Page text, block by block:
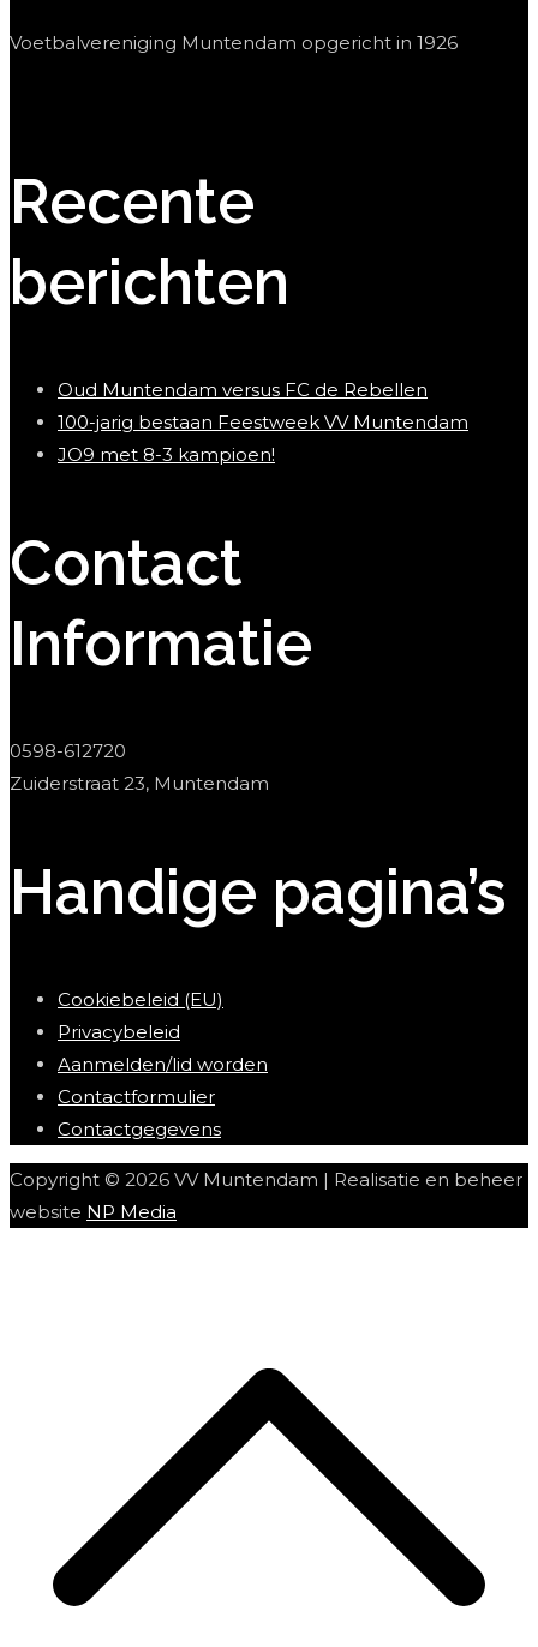
Voetbalvereniging Muntendam opgericht in 1926
Recente
berichten
Oud Muntendam versus FC de Rebellen
100-jarig bestaan Feestweek VV Muntendam
JO9 met 8-3 kampioen!
Contact
Informatie
0598-612720
Zuiderstraat 23, Muntendam
Handige pagina’s
Cookiebeleid (EU)
Privacybeleid
Aanmelden/lid worden
Contactformulier
Contactgegevens
Copyright © 2026 VV Muntendam | Realisatie en beheer
website NP Media